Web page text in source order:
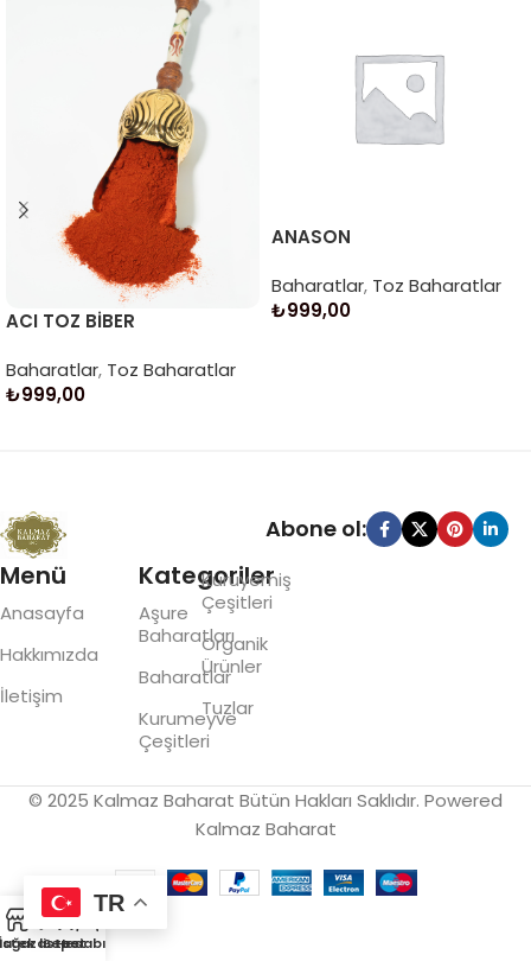
ACI TOZ BİBER
Baharatlar, Toz Baharatlar
₺999,00
ANASON
Baharatlar, Toz Baharatlar
₺999,00
Menü
Anasayfa
Hakkımızda
İletişim
Kategoriler
Aşure
Baharatları
Baharatlar
Kurumeyve
Çeşitleri
Kuruyemiş
Çeşitleri
Organik
Ürünler
Tuzlar
Abone ol:
© 2025 Kalmaz Baharat Bütün Hakları Saklıdır. Powered
Kalmaz Baharat
TR
İstek listesi
0
Sepet
Hesabım